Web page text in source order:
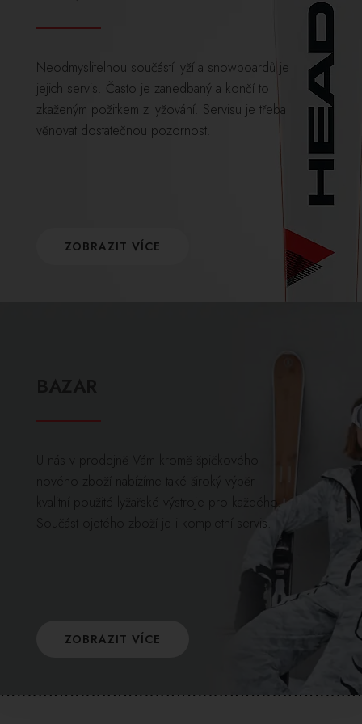
Neodmyslitelnou součástí lyží a snowboardů je
jejich servis. Často je zanedbaný a končí to
zkaženým požitkem z lyžování. Servisu je třeba
věnovat dostatečnou pozornost.
ZOBRAZIT VÍCE
U nás v prodejně Vám kromě špičkového
nového zboží nabízíme také široký výběr
kvalitní použité lyžařské výstroje pro každého.
Součást ojetého zboží je i kompletní servis.
ZOBRAZIT VÍCE